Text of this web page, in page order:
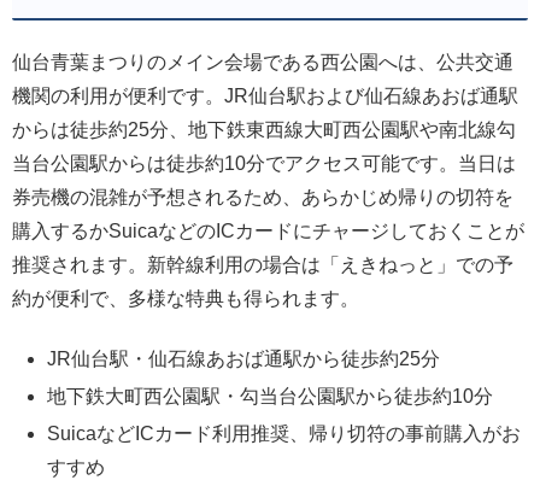
仙台青葉まつりのメイン会場である西公園へは、公共交通
機関の利用が便利です。JR仙台駅および仙石線あおば通駅
からは徒歩約25分、地下鉄東西線大町西公園駅や南北線勾
当台公園駅からは徒歩約10分でアクセス可能です。当日は
券売機の混雑が予想されるため、あらかじめ帰りの切符を
購入するかSuicaなどのICカードにチャージしておくことが
推奨されます。新幹線利用の場合は「えきねっと」での予
約が便利で、多様な特典も得られます。
JR仙台駅・仙石線あおば通駅から徒歩約25分
地下鉄大町西公園駅・勾当台公園駅から徒歩約10分
SuicaなどICカード利用推奨、帰り切符の事前購入がお
すすめ